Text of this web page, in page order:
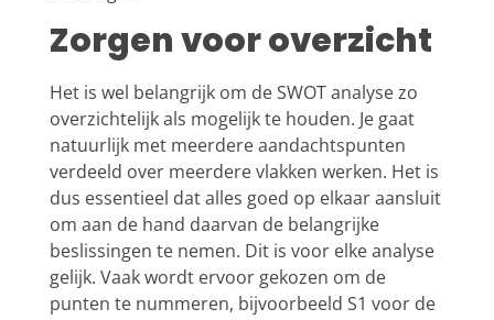
Zorgen voor overzicht
Het is wel belangrijk om de SWOT analyse zo
overzichtelijk als mogelijk te houden. Je gaat
natuurlijk met meerdere aandachtspunten
verdeeld over meerdere vlakken werken. Het is
dus essentieel dat alles goed op elkaar aansluit
om aan de hand daarvan de belangrijke
beslissingen te nemen. Dit is voor elke analyse
gelijk. Vaak wordt ervoor gekozen om de
punten te nummeren, bijvoorbeeld S1 voor de